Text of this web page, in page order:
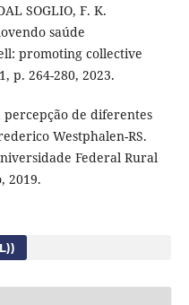
SOGLIO, F. K.
saúde
promoting collective
p. 264-280, 2023.
percepção de diferentes
Westphalen-RS.
Federal Rural
2019.